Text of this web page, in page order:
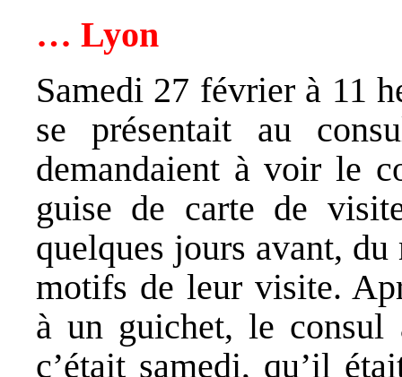
… Lyon
Samedi 27 février à 11
se présentait au
demandaient à voir le
guise de carte de
quelques jours avant, du
motifs de leur visite.
à un guichet, le
c’était samedi, qu’il